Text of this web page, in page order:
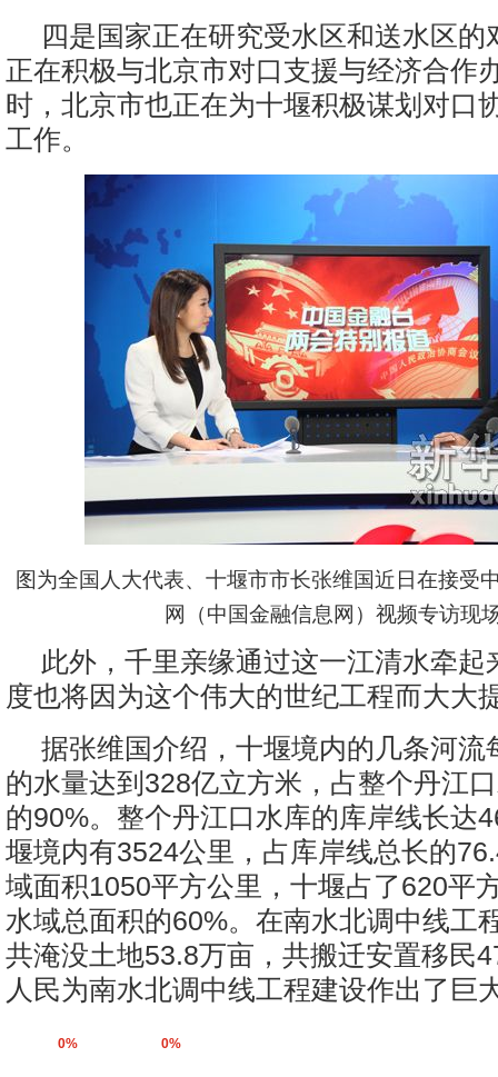
四是国家正在研究受水区和送水区的
正在积极与北京市对口支援与经济合作
时，北京市也正在为十堰积极谋划对口
工作。
图为全国人大代表、十堰市市长张维国近日在接受
网（中国金融信息网）视频专访现
此外，千里亲缘通过这一江清水牵起
度也将因为这个伟大的世纪工程而大大
据张维国介绍，十堰境内的几条河流
的水量达到328亿立方米，占整个丹江
的90%。整个丹江口水库的库岸线长达
堰境内有3524公里，占库岸线总长的
域面积1050平方公里，十堰占了620平
水域总面积的60%。在南水北调中线工
共淹没土地53.8万亩，共搬迁安置移民
人民为南水北调中线工程建设作出了巨
0% 0%